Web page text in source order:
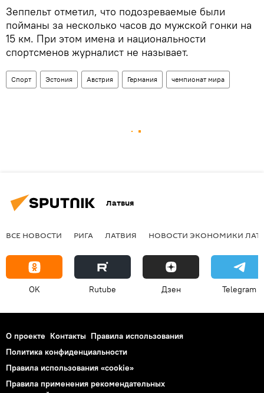
Зеппельт отметил, что подозреваемые были
пойманы за несколько часов до мужской гонки на
15 км. При этом имена и национальности
спортсменов журналист не называет.
Спорт Эстония Австрия Германия чемпионат мира
Латвия
ВСЕ НОВОСТИ РИГА ЛАТВИЯ НОВОСТИ ЭКОНОМИКИ
OK Rutube Дзен Telegram
О проекте Контакты Правила использования
Политика конфиденциальности
Правила использования «cookie»
Правила применения рекомендательных